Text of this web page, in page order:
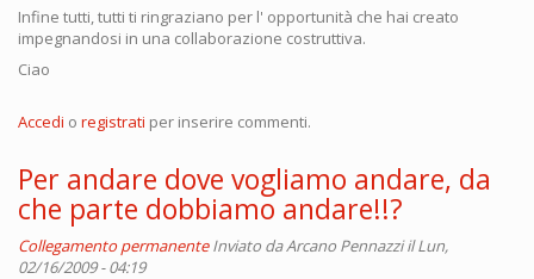
Infine tutti, tutti ti ringraziano per l' opportunità che hai creato
impegnandosi in una collaborazione costruttiva.
Ciao
Accedi o registrati per inserire commenti.
Per andare dove vogliamo andare, da
che parte dobbiamo andare!!?
Collegamento permanente Inviato daArcano Pennazziil Lun,
02/16/2009 - 04:19